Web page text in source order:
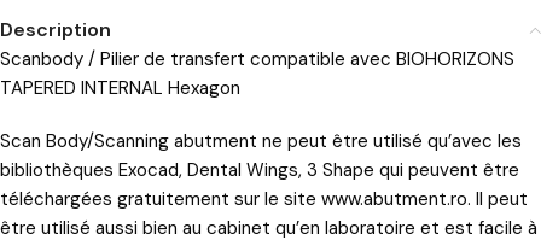
Description
Scanbody / Pilier de transfert compatible avec BIOHORIZONS
TAPERED INTERNAL Hexagon
Scan Body/Scanning abutment ne peut être utilisé qu’avec les
bibliothèques Exocad, Dental Wings, 3 Shape qui peuvent être
téléchargées gratuitement sur le site www.abutment.ro. Il peut
être utilisé aussi bien au cabinet qu’en laboratoire et est facile à